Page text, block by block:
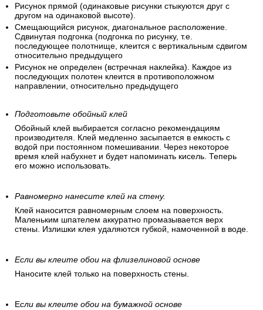
Рисунок прямой (одинаковые рисунки стыкуются друг с
другом на одинаковой высоте).
Смещающийся рисунок, диагональное расположение.
Сдвинутая подгонка (подгонка по рисунку, т.е.
последующее полотнище, клеится с вертикальным сдвигом
относительно предыдущего
Рисунок не определен (встречная наклейка). Каждое из
последующих полотен клеится в противоположном
направлении, относительно предыдущего
Подготовьте обойный клей
Обойный клей выбирается согласно рекомендациям
производителя. Клей медленно засыпается в емкость с
водой при постоянном помешивании. Через некоторое
время клей набухнет и будет напоминать кисель. Теперь
его можно использовать.
Равномерно нанесите клей на стену.
Клей наносится равномерным слоем на поверхность.
Маленьким шпателем аккуратно промазывается верх
стены. Излишки клея удаляются губкой, намоченной в воде.
Если вы клеите обои на флизелиновой основе
Наносите клей только на поверхность стены.
Если вы клеите обои на бумажной основе